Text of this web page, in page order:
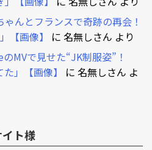
んとフランスで奇跡の再会！
【画像】
に 名無しさん より
MVで見せた“JK制服姿”！
」【画像】
に 名無しさん よ
ト様